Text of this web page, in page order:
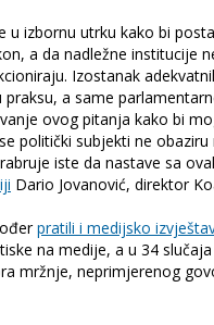
u izbornu utrku kako bi
a da nadležne institucije
Izostanak
a same
ovog pitanja kako bi
politički subjekti ne
iste da nastave sa
Dario Jovanović, direktor
pratili i medijsko
na medije, a u 34
mržnje, neprimjerenog